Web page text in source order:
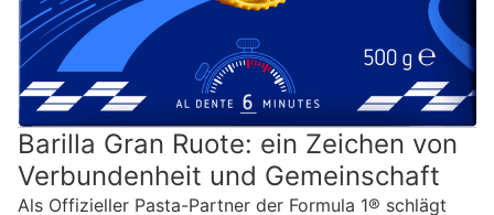
Barilla Gran Ruote: ein Zeichen von
Verbundenheit und Gemeinschaft
Als Offizieller Pasta-Partner der Formula 1® schlägt